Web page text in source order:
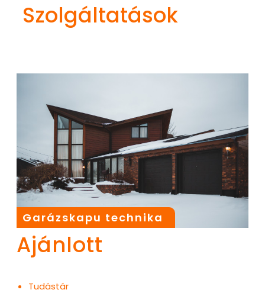
Szolgáltatások
Garázskapu technika
Ajánlott
Tudástár